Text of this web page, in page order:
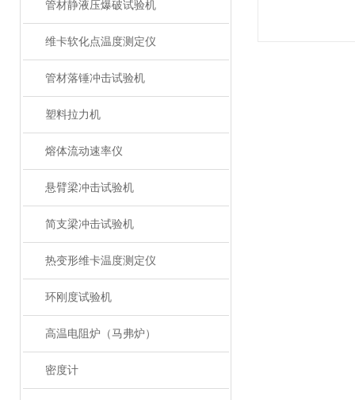
管材静液压爆破试验机
维卡软化点温度测定仪
管材落锤冲击试验机
塑料拉力机
熔体流动速率仪
悬臂梁冲击试验机
简支梁冲击试验机
热变形维卡温度测定仪
环刚度试验机
高温电阻炉（马弗炉）
密度计